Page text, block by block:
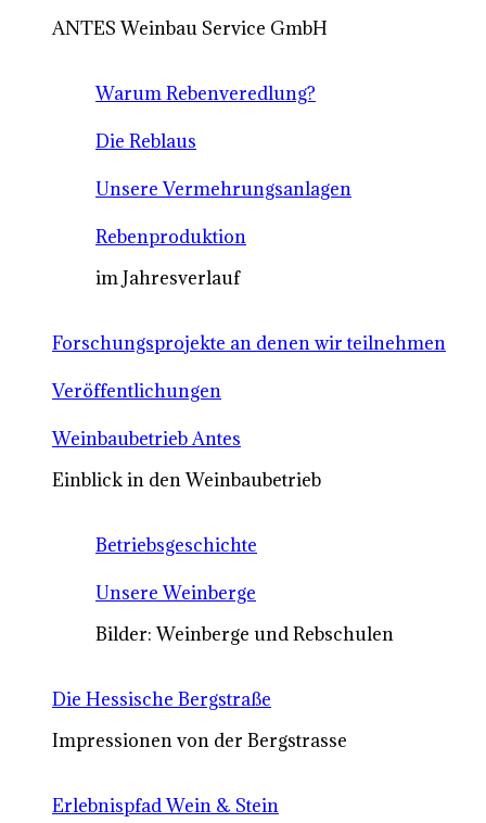
ANTES Weinbau Service GmbH
Warum Rebenveredlung?
Die Reblaus
Unsere Vermehrungsanlagen
Rebenproduktion
im Jahresverlauf
Forschungsprojekte an denen wir teilnehmen
Veröffentlichungen
Weinbaubetrieb Antes
Einblick in den Weinbaubetrieb
Betriebsgeschichte
Unsere Weinberge
Bilder: Weinberge und Rebschulen
Die Hessische Bergstraße
Impressionen von der Bergstrasse
Erlebnispfad Wein & Stein